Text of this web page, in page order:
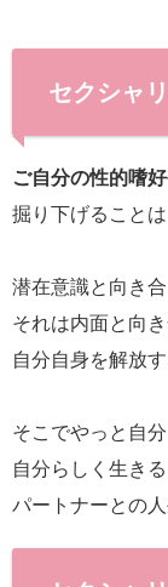
セクシャ
ご自分の性的嗜
掘り下げることは
潜在意識と向き
それは内面と向
自分自身を解放
そこでやっと自
自分らしく生きる
パートナーとの